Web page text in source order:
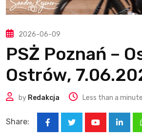
2026-06-09
PSŻ Poznań –
Ostrów,
by Redakcja Less than a minute
Share: